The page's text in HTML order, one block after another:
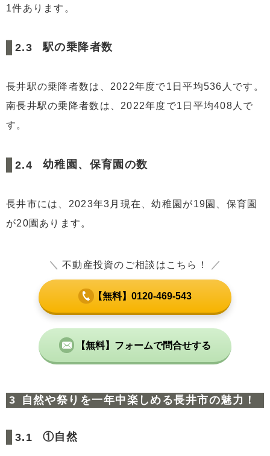
1件あります。
駅の乗降者数
長井駅の乗降者数は、2022年度で1日平均536人です。
南長井駅の乗降者数は、2022年度で1日平均408人で
す。
幼稚園、保育園の数
長井市には、2023年3月現在、幼稚園が19園、保育園
が20園あります。
＼ 不動産投資のご相談はこちら！ ／
【無料】0120-469-543
【無料】フォームで問合せする
自然や祭りを一年中楽しめる長井市の魅力！
①自然